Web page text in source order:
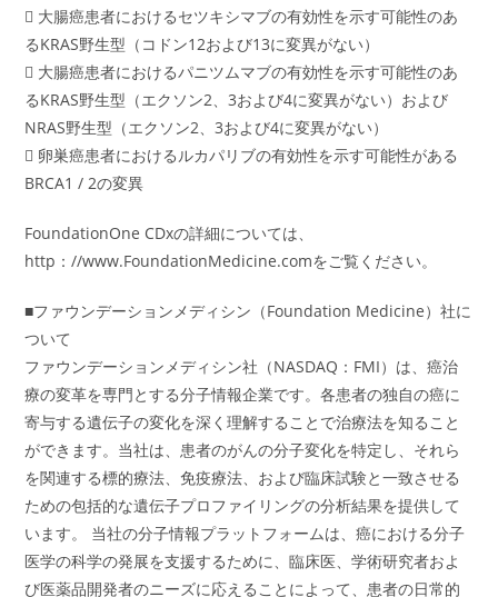
 大腸癌患者におけるセツキシマブの有効性を示す可能性のあ
るKRAS野生型（コドン12および13に変異がない）
 大腸癌患者におけるパニツムマブの有効性を示す可能性のあ
るKRAS野生型（エクソン2、3および4に変異がない）および
NRAS野生型（エクソン2、3および4に変異がない）
 卵巣癌患者におけるルカパリブの有効性を示す可能性がある
BRCA1 / 2の変異
FoundationOne CDxの詳細については、
http：//www.FoundationMedicine.comをご覧ください。
■ファウンデーションメディシン（Foundation Medicine）社に
ついて
ファウンデーションメディシン社（NASDAQ：FMI）は、癌治
療の変革を専門とする分子情報企業です。各患者の独自の癌に
寄与する遺伝子の変化を深く理解することで治療法を知ること
ができます。当社は、患者のがんの分子変化を特定し、それら
を関連する標的療法、免疫療法、および臨床試験と一致させる
ための包括的な遺伝子プロファイリングの分析結果を提供して
います。 当社の分子情報プラットフォームは、癌における分子
医学の科学の発展を支援するために、臨床医、学術研究者およ
び医薬品開発者のニーズに応えることによって、患者の日常的